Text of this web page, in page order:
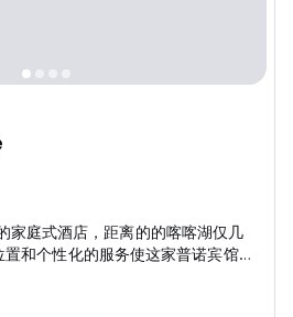
庭式酒店，距离的的喀喀湖仅几
和个性化的服务使这家普诺宾馆成